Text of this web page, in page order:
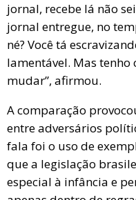
jornal, recebe lá não
jornal entregue, no
né? Você tá
lamentável. Mas tenho
mudar”, afirmou.
A comparação
entre adversários
fala foi o uso de
que a legislação
especial à infância e